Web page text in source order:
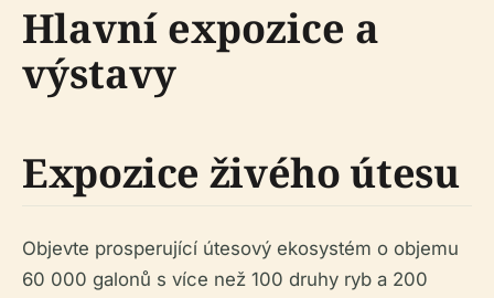
Hlavní expozice a
výstavy
Expozice živého útesu
Objevte prosperující útesový ekosystém o objemu
60 000 galonů s více než 100 druhy ryb a 200